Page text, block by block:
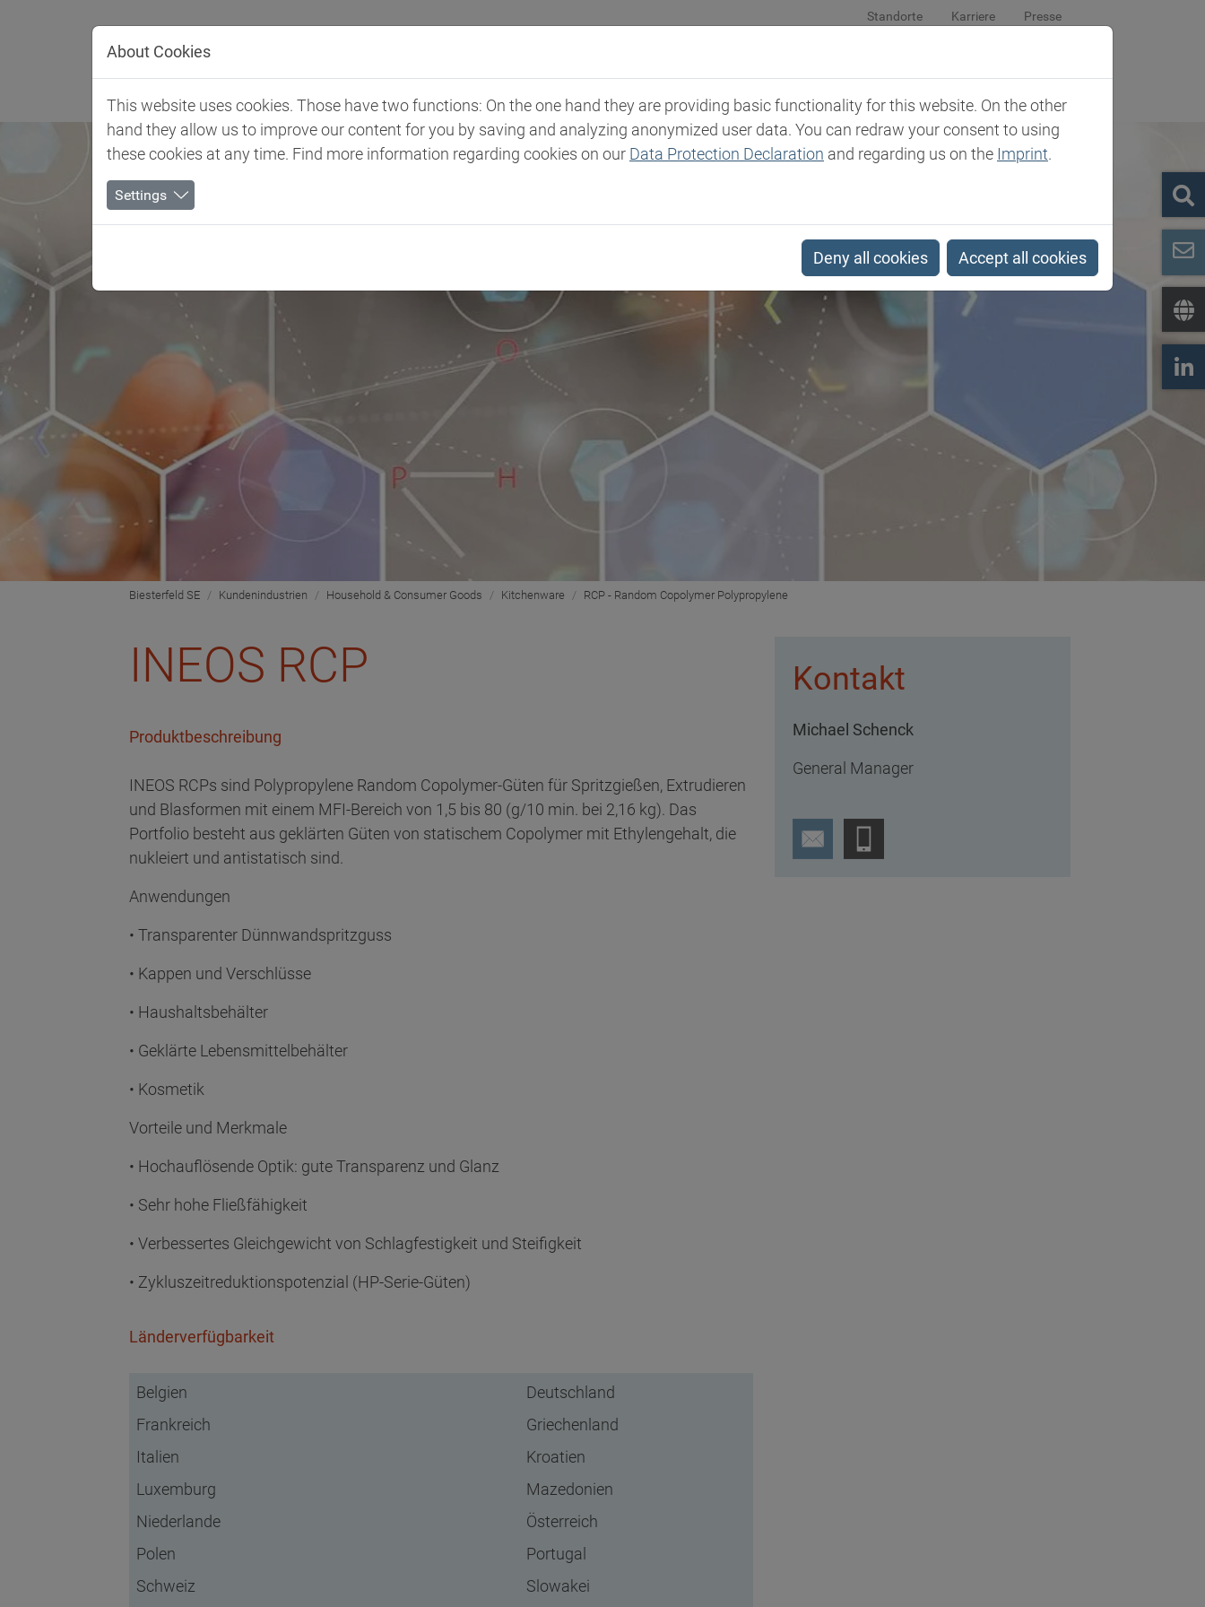
Standorte Karriere Presse
Kundenindustrien Märkte & Produkte Expertise Newsroom Unternehmen Kontakt
Biesterfeld SE Kundenindustrien Household & Consumer Goods Kitchenware RCP - Random Copolymer Polypropylene
INEOS RCP
Produktbeschreibung
INEOS RCPs sind Polypropylene Random Copolymer-Güten für Spritzgießen, Extrudieren
und Blasformen mit einem MFI-Bereich von 1,5 bis 80 (g/10 min. bei 2,16 kg). Das
Portfolio besteht aus geklärten Güten von statischem Copolymer mit Ethylengehalt, die
nukleiert und antistatisch sind.
Anwendungen
• Transparenter Dünnwandspritzguss
• Kappen und Verschlüsse
• Haushaltsbehälter
• Geklärte Lebensmittelbehälter
• Kosmetik
Vorteile und Merkmale
• Hochauflösende Optik: gute Transparenz und Glanz
• Sehr hohe Fließfähigkeit
• Verbessertes Gleichgewicht von Schlagfestigkeit und Steifigkeit
• Zykluszeitreduktionspotenzial (HP-Serie-Güten)
Länderverfügbarkeit
Belgien
Deutschland
Frankreich
Griechenland
Italien
Kroatien
Luxemburg
Mazedonien
Niederlande
Österreich
Polen
Portugal
Schweiz
Slowakei
Kontakt
Michael Schenck
General Manager
About Cookies
This website uses cookies. Those have two functions: On the one hand they are providing basic functionality for this website. On the other
hand they allow us to improve our content for you by saving and analyzing anonymized user data. You can redraw your consent to using
these cookies at any time. Find more information regarding cookies on our Data Protection Declaration and regarding us on the Imprint.
Settings
Deny all cookies Accept all cookies